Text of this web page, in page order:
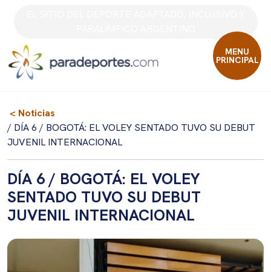
MENU
PRINCIPAL
< Noticias
/ DÍA 6 / BOGOTÁ: EL VOLEY SENTADO TUVO SU DEBUT
JUVENIL INTERNACIONAL
DÍA 6 / BOGOTÁ: EL VOLEY
SENTADO TUVO SU DEBUT
JUVENIL INTERNACIONAL